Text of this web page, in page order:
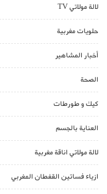
لالة مولاتي TV
حلويات مغربية
أخبار المشاهير
الصحة
كيك و طورطات
العناية بالجسم
لالة مولاتي اناقة مغربية
ازياء فساتين القفطان المغربي